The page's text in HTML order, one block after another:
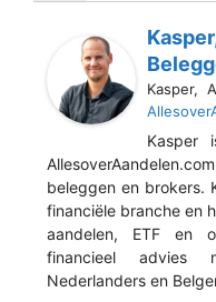
Kasper,
Kasper
beleggen en brokers.
financiële branche en
aandelen, ETF en
financieel advies
Nederlanders en